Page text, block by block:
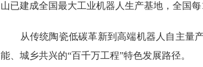
山已建成全国最大工业机器人生产基地，全国
从传统陶瓷低碳革新到高端机器人自主量产
能、城乡共兴的“百千万工程”特色发展路径。